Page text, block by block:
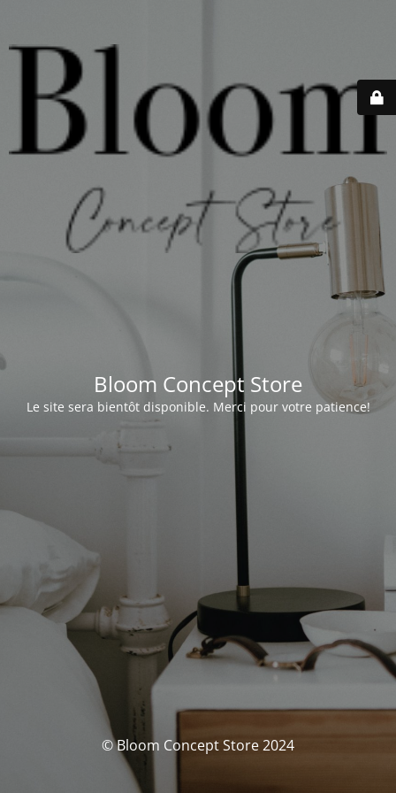
Bloom Concept Store
Le site sera bientôt disponible. Merci pour votre patience!
© Bloom Concept Store 2024